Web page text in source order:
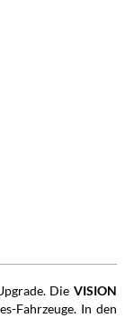
Die VISION
Fahrzeuge. In den